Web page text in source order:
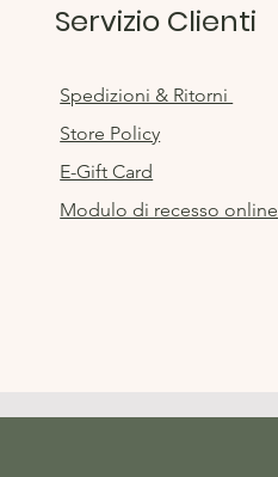
Servizio Clienti
Spedizioni & Ritorni
Store Policy
E-Gift Card
Modulo di recesso online